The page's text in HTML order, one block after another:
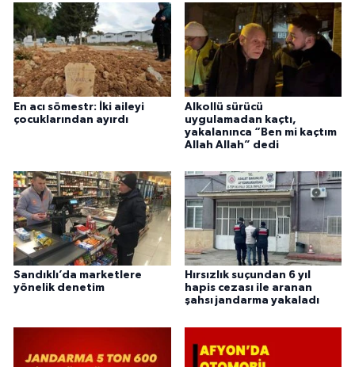
En acı sömestr: İki aileyi
çocuklarından ayırdı
Alkollü sürücü
uygulamadan kaçtı,
yakalanınca “Ben mi kaçtım
Allah Allah” dedi
Sandıklı’da marketlere
yönelik denetim
Hırsızlık suçundan 6 yıl
hapis cezası ile aranan
şahsı jandarma yakaladı